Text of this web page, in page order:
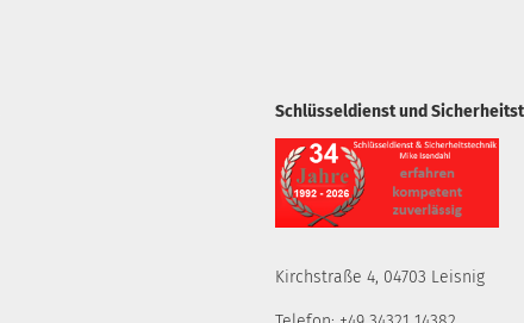
Schlüsseldienst und
Kirchstraße 4, 04703 Leisnig